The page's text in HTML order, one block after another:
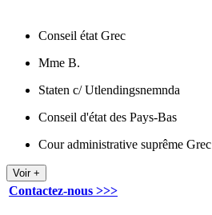
Conseil état Grec
Mme B.
Staten c/ Utlendingsnemnda
Conseil d'état des Pays-Bas
Cour administrative suprême Grec
Contactez-nous >>>